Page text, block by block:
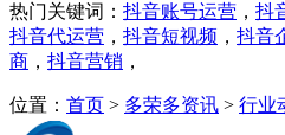
热门关键词： 抖音账号运营 ， 抖
抖音代运营 ， 抖音短视频 ， 抖音
商 ， 抖音营销 ，
位置： 首页 > 多荣多资讯 > 行业